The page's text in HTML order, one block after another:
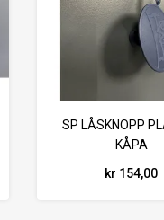
SP LÅSKNOPP
KÅPA
kr 154,00